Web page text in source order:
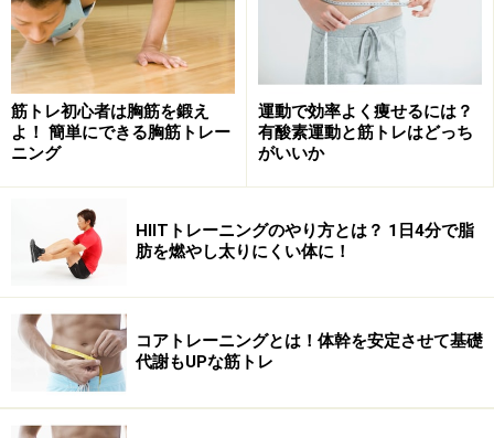
活用して、1日30回から始めてみましょう。股関節周り
やお腹周りに心地よい刺激を感じられると思います。
「ニートゥタッチ」のやり方
1．ひざを上げ、反対側の手のひらでひざをタッチ。ひ
ざを上げるときには勢いを使わず、腹筋下部のインナー
マッスルを引き締めるようなイメージで。
筋トレ初心者は胸筋を鍛え
よ！ 簡単にできる胸筋トレー
ニング
運動で効率よく痩せるには？
有酸素運動と筋トレはどっち
がいいか
HIITトレーニングのやり方とは？ 1日4分で脂
肪を燃やし太りにくい体に！
コアトレーニングとは！体幹を安定させて基礎
代謝もUPな筋トレ